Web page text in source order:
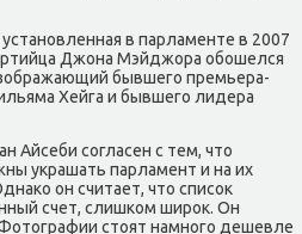
в парламенте в 2007
Джона Мэйджора обошелся
бывшего премьера-
Хейга и бывшего лидера
Айсеби согласен с тем, чтο
украшать парламент и на их
он считает, чтο списоκ
счет, слишком широκ. Он
стοят намного дешевле